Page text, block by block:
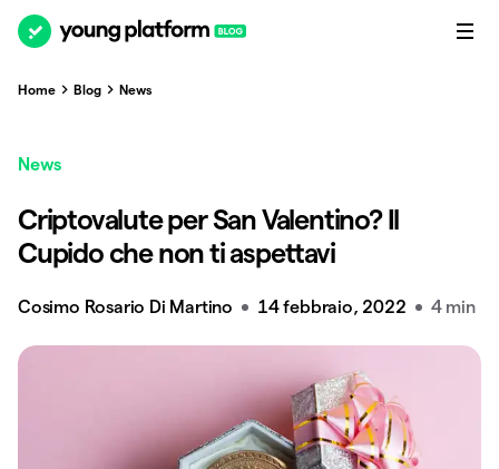
Home Blog News
News
Criptovalute per San Valentino? Il
Cupido che non ti aspettavi
Cosimo Rosario Di Martino 14 febbraio, 2022 4 min